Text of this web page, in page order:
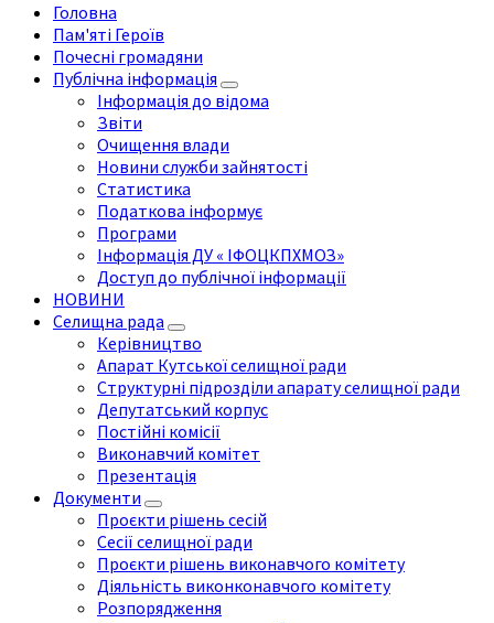
Головна
Пам'яті Героїв
Почесні громадяни
Публічна інформація
Інформація до відома
Звіти
Очищення влади
Новини служби зайнятості
Статистика
Податкова інформує
Програми
Інформація ДУ « ІФОЦКПХМОЗ»
Доступ до публічної інформації
НОВИНИ
Селищна рада
Керівництво
Апарат Кутської селищної ради
Структурні підрозділи апарату селищної ради
Депутатський корпус
Постійні комісії
Виконавчий комітет
Презентація
Документи
Проєкти рішень сесій
Сесії селищної ради
Проєкти рішень виконавчого комітету
Діяльність виконконавчого комітету
Розпорядження